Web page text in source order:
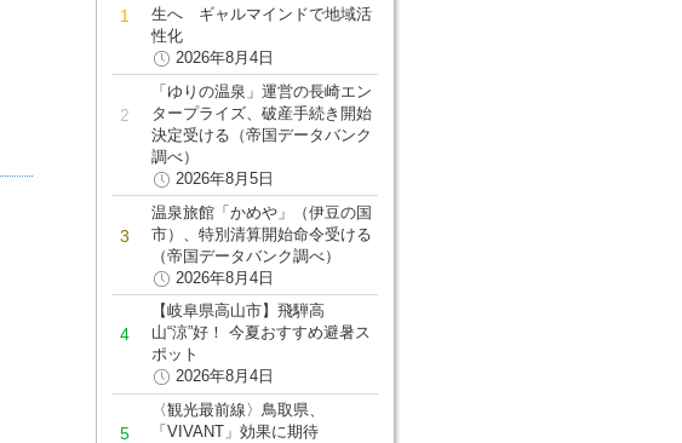
生へ ギャルマインドで地域活
性化
2026年8月4日
「ゆりの温泉」運営の長崎エン
タープライズ、破産手続き開始
決定受ける（帝国データバンク
調べ）
2026年8月5日
温泉旅館「かめや」（伊豆の国
市）、特別清算開始命令受ける
（帝国データバンク調べ）
2026年8月4日
【岐阜県高山市】飛騨高
山“涼”好！ 今夏おすすめ避暑ス
ポット
2026年8月4日
〈観光最前線〉鳥取県、
「VIVANT」効果に期待